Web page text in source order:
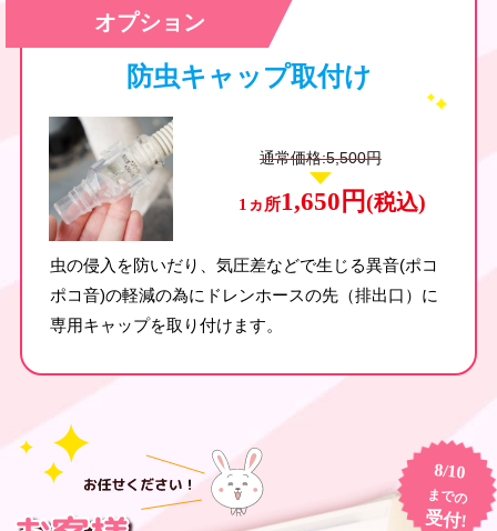
オプション
防虫キャップ取付け
通常価格:5,500円
1ヵ所1,650円(税込)
虫の侵入を防いだり、気圧差などで生じる異音(ポコ
ポコ音)の軽減の為にドレンホースの先（排出口）に
専用キャップを取り付けます。
8/10
までの
受付!